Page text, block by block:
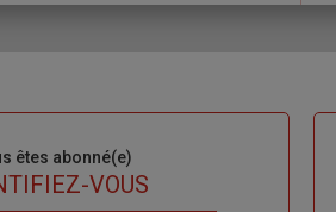
êtes abonné(e)
VOUS